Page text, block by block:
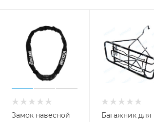
Замок навесной
Багажник для